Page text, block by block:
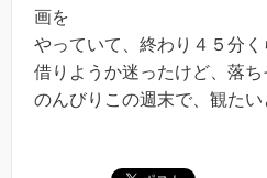
画を
やっていて、終わり４５分く
借りようか迷ったけど、落ち
のんびりこの週末で、観たい